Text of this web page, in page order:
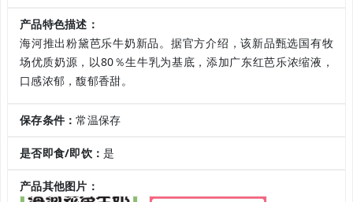
产品特色描述：
海河推出粉黛芭乐牛奶新品。据官方介绍，该新品甄选国有牧
场优质奶源，以80％生牛乳为基底，添加广东红芭乐浓缩液，
口感浓郁，馥郁香甜。
保存条件：常温保存
是否即食/即饮：是
产品其他图片：